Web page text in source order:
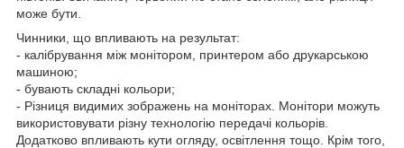
може бути.
Чинники, що впливають на результат:
- калібрування між монітором, принтером або друкарською
машиною;
- бувають складні кольори;
- Різниця видимих зображень на моніторах. Монітори можуть
використовувати різну технологію передачі кольорів.
Додатково впливають кути огляду, освітлення тощо. Крім того,